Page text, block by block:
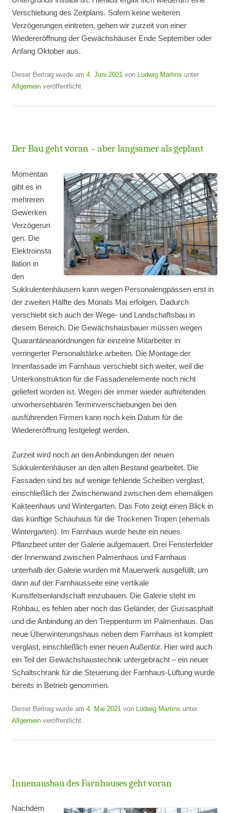
Verschiebung des Zeitplans. Sofern keine weiteren
Verzögerungen eintreten, gehen wir zurzeit von einer
Wiedereröffnung der Gewächshäuser Ende September oder
Anfang Oktober aus.
Dieser Beitrag wurde am4. Juni 2021 von Ludwig Martins unter
Allgemein veröffentlicht.
Der Bau geht voran – aber langsamer als geplant
Momentan
gibt es in
mehreren
Gewerken
Verzögerun
gen. Die
Elektroinsta
llation in
den
Sukkulentenhäusern kann wegen Personalengpässen erst in
der zweiten Hälfte des Monats Mai erfolgen. Dadurch
verschiebt sich auch der Wege- und Landschaftsbau in
diesem Bereich. Die Gewächshausbauer müssen wegen
Quarantäneanordnungen für einzelne Mitarbeiter in
verringerter Personalstärke arbeiten. Die Montage der
Innenfassade im Farnhaus verschiebt sich weiter, weil die
Unterkonstruktion für die Fassadenelemente noch nicht
geliefert worden ist. Wegen der immer wieder auftretenden
unvorhersehbaren Terminverschiebungen bei den
ausführenden Firmen kann noch kein Datum für die
Wiedereröffnung festgelegt werden.
Zurzeit wird noch an den Anbindungen der neuen
Sukkulentenhäuser an den alten Bestand gearbeitet. Die
Fassaden sind bis auf wenige fehlende Scheiben verglast,
einschließlich der Zwischenwand zwischen dem ehemaligen
Kakteenhaus und Wintergarten. Das Foto zeigt einen Blick in
das künftige Schauhaus für die Trockenen Tropen (ehemals
Wintergarten). Im Farnhaus wurde heute ein neues
Pflanzbeet unter der Galerie aufgemauert. Drei Fensterfelder
der Innenwand zwischen Palmenhaus und Farnhaus
unterhalb der Galerie wurden mit Mauerwerk ausgefüllt, um
dann auf der Farnhausseite eine vertikale
Kunstfelsenlandschaft einzubauen. Die Galerie steht im
Rohbau, es fehlen aber noch das Geländer, der Gussasphalt
und die Anbindung an den Treppenturm im Palmenhaus. Das
neue Überwinterungshaus neben dem Farnhaus ist komplett
verglast, einschließlich einer neuen Außentür. Hier wird auch
ein Teil der Gewächshaustechnik untergebracht – ein neuer
Schaltschrank für die Steuerung der Farnhaus-Lüftung wurde
bereits in Betrieb genommen.
Dieser Beitrag wurde am4. Mai 2021 von Ludwig Martins unter
Allgemein veröffentlicht.
Innenausbau des Farnhauses geht voran
Nachdem